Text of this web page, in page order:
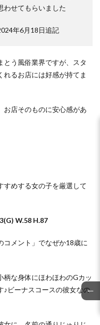
わせてもらいました
年6月18日追記
とう風俗業界ですが、スタ
れるお店には好感が持てま
お店そのものに安心感があ
すめする女の子を厳選して
W.58 H.87
コメント」でなぜか18歳に
柄な身体にほわほわのGカッ
♪ビーナスコースの彼女なの←